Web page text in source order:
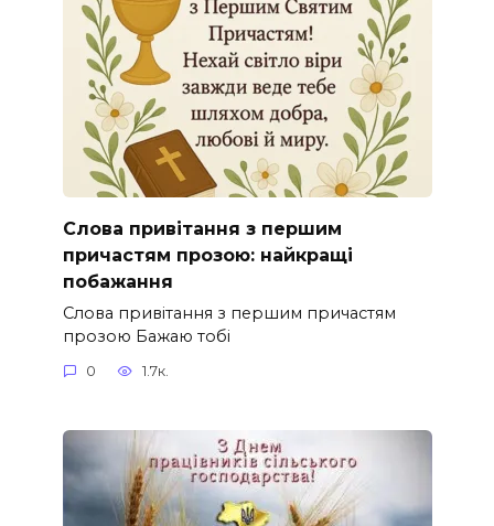
Слова привітання з першим
причастям прозою: найкращі
побажання
Слова привітання з першим причастям
прозою Бажаю тобі
0 1.7к.